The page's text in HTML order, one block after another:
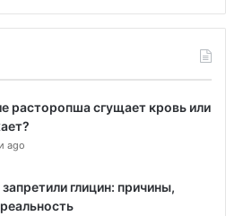
расторопша сгущает кровь или
ago
глицин: причины,